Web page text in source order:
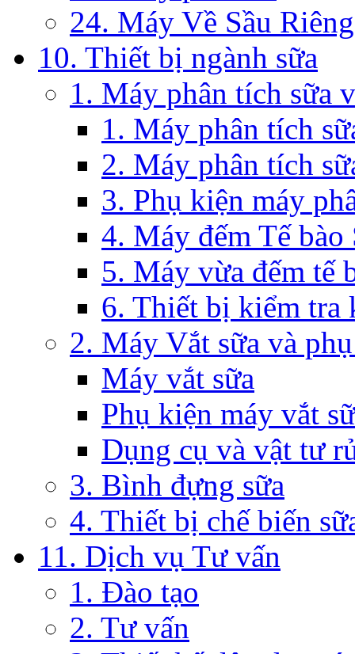
24. Máy Về Sầu Riêng
10. Thiết bị ngành sữa
1. Máy phân tích sữa
1. Máy phân tích
2. Máy phân tích
3. Phụ kiện máy
4. Máy đếm Tế bào
5. Máy vừa đếm tế
6. Thiết bị kiểm tra
2. Máy Vắt sữa và
Máy vắt sữa
Phụ kiện máy vắt
Dụng cụ và vật tư
3. Bình đựng sữa
4. Thiết bị chế biến
11. Dịch vụ Tư vấn
1. Đào tạo
2. Tư vấn